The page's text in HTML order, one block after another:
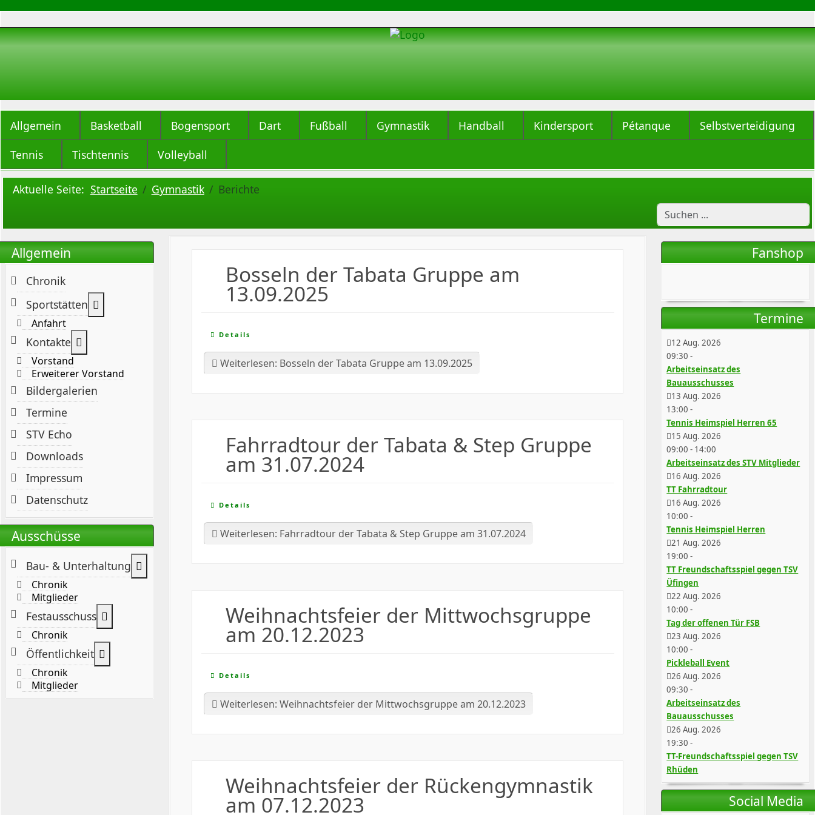
Allgemein Basketball Bogensport Dart Fußball Gymnastik Handball Kindersport Pétanque
Selbstverteidigung
Tennis
Tischtennis Volleyball
Aktuelle Seite: Startseite Gymnastik Berichte
Allgemein
Chronik
Sportstätten
Weitere Informationen: Sportstätten
Anfahrt
Kontakte Weitere Informationen: Kontakte
Vorstand
Erweiterer Vorstand
Bildergalerien
Termine
STV Echo
Downloads
Impressum
Datenschutz
Ausschüsse
Bau- & Unterhaltung
Chronik
Mitglieder
Festausschuss Weitere Informationen: Festausschuss
Chronik
Öffentlichkeit
Chronik
Mitglieder
Fanshop
Termine
12 Aug. 2026
09:30 -
Arbeitseinsatz des
Bauausschusses
13 Aug. 2026
13:00 -
Tennis Heimspiel Herren 65
15 Aug. 2026
09:00 - 14:00
Arbeitseinsatz des STV Mitglieder
16 Aug. 2026
TT Fahrradtour
16 Aug. 2026
10:00 -
Tennis Heimspiel Herren
21 Aug. 2026
19:00 -
TT Freundschaftsspiel gegen TSV
Üfingen
22 Aug. 2026
10:00 -
Tag der offenen Tür FSB
23 Aug. 2026
10:00 -
Pickleball Event
26 Aug. 2026
09:30 -
Arbeitseinsatz des
Bauausschusses
26 Aug. 2026
19:30 -
TT-Freundschaftsspiel gegen TSV
Rhüden
Social Media
Bosseln der Tabata Gruppe am
13.09.2025
Details
Weiterlesen: Bosseln der Tabata Gruppe am 13.09.2025
Fahrradtour der Tabata & Step Gruppe
am 31.07.2024
Details
Weiterlesen: Fahrradtour der Tabata & Step Gruppe am 31.07.2024
Weihnachtsfeier der Mittwochsgruppe
am 20.12.2023
Details
Weiterlesen: Weihnachtsfeier der Mittwochsgruppe am 20.12.2023
Weihnachtsfeier der Rückengymnastik
am 07.12.2023